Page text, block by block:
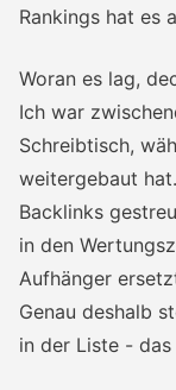
Rankings hat es
Woran es lag,
Ich war
Schreibtisch,
weitergebaut
Backlinks
in den
Aufhänger
Genau deshalb
in der Liste -